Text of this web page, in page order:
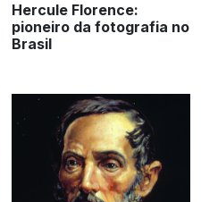
Hercule Florence:
pioneiro da fotografia no
Brasil